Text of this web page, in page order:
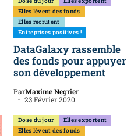
Elles lèvent des fonds
Elles recrutent
Entreprises positives !
DataGalaxy rassemble
des fonds pour appuyer
son développement
ParMaxime Negrier
23 Février 2020
Dose du jour
Elles exportent
Elles lèvent des fonds